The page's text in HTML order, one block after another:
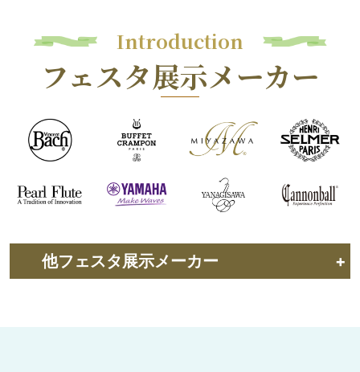
Introduction
フェスタ展示メーカー
他フェスタ展示メーカー +